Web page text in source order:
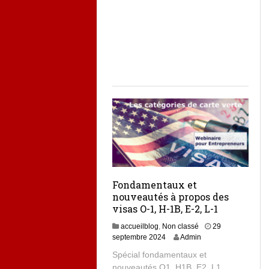
Fondamentaux et
nouveautés à propos des
visas O-1, H-1B, E-2, L-1
accueilblog Non classé
29
septembre 20242
s
Admin
Spécial fondamentaux et
nouveautés O1, H1B, E2, L1